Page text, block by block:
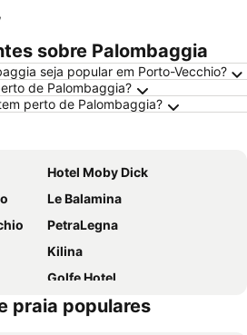
sobre Palombaggia
seja popular em Porto-Vecchio?
de Palombaggia?
perto de Palombaggia?
Hotel Moby Dick
Le Balamina
PetraLegna
Kilina
Golfe Hotel
Les Bungalows du Maquis
praia populares